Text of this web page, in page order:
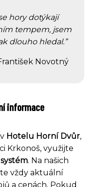
hory dotýkají
tempem, jsem
dlouho hledal.
Novotný
informace
Hotelu Horní Dvůr,
Krkonoš, využijte
. Na našich
vždy aktuální
a cenách. Pokud